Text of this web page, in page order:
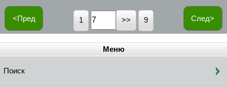
<Пред След>
1 9
Меню
Поиск